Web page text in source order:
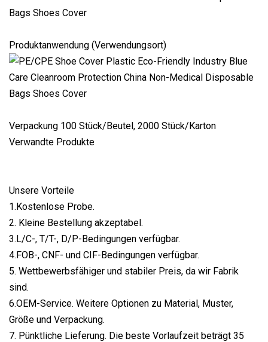
Produktanwendung (Verwendungsort)
Verpackung 100 Stück/Beutel, 2000 Stück/Karton
Verwandte Produkte
Unsere Vorteile
1.Kostenlose Probe.
2. Kleine Bestellung akzeptabel.
3.L/C-, T/T-, D/P-Bedingungen verfügbar.
4.FOB-, CNF- und CIF-Bedingungen verfügbar.
5. Wettbewerbsfähiger und stabiler Preis, da wir Fabrik
sind.
6.OEM-Service. Weitere Optionen zu Material, Muster,
Größe und Verpackung.
7. Pünktliche Lieferung. Die beste Vorlaufzeit beträgt 35